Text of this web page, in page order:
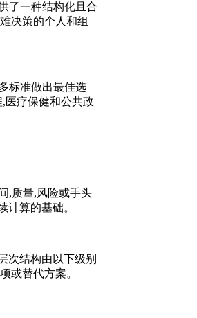
了一种结构化且合
决策的个人和组
标准做出最佳选
医疗保健和公共政
,质量,风险或手头
计算的基础。
次结构由以下级别
或替代方案。